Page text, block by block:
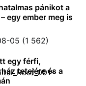
pánikot a
egy ember meg is
05 (1 562)
egy férfi,
tetejére és a